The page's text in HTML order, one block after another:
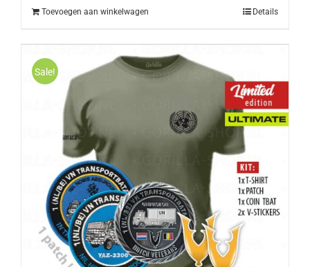
Toevoegen aan winkelwagen Details
Sale!